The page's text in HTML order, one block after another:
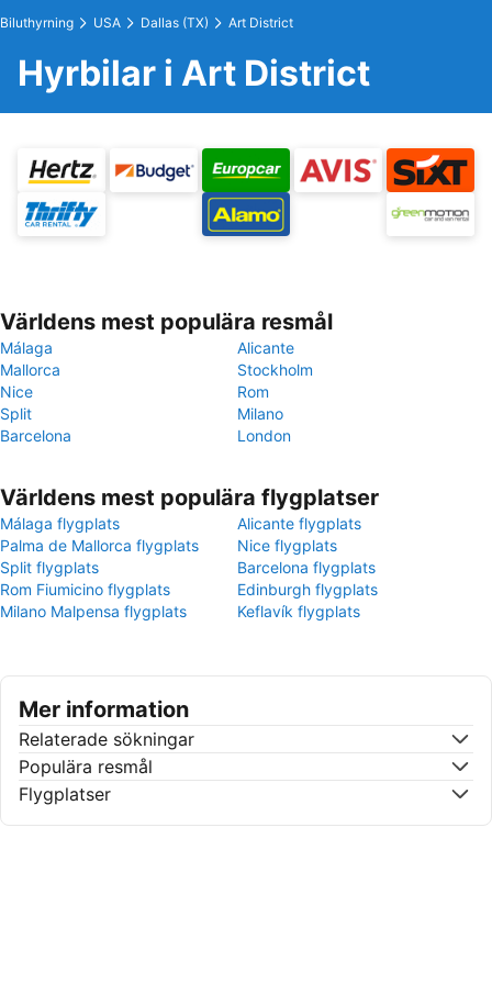
Biluthyrning USA Dallas (TX) Art District
Hyrbilar i Art District
Världens mest populära resmål
Málaga
Alicante
Mallorca
Stockholm
Nice
Rom
Split
Milano
Barcelona
London
Världens mest populära flygplatser
Málaga flygplats
Alicante flygplats
Palma de Mallorca flygplats
Nice flygplats
Split flygplats
Barcelona flygplats
Rom Fiumicino flygplats
Edinburgh flygplats
Milano Malpensa flygplats
Keflavík flygplats
Mer information
Relaterade sökningar
Populära resmål
Flygplatser